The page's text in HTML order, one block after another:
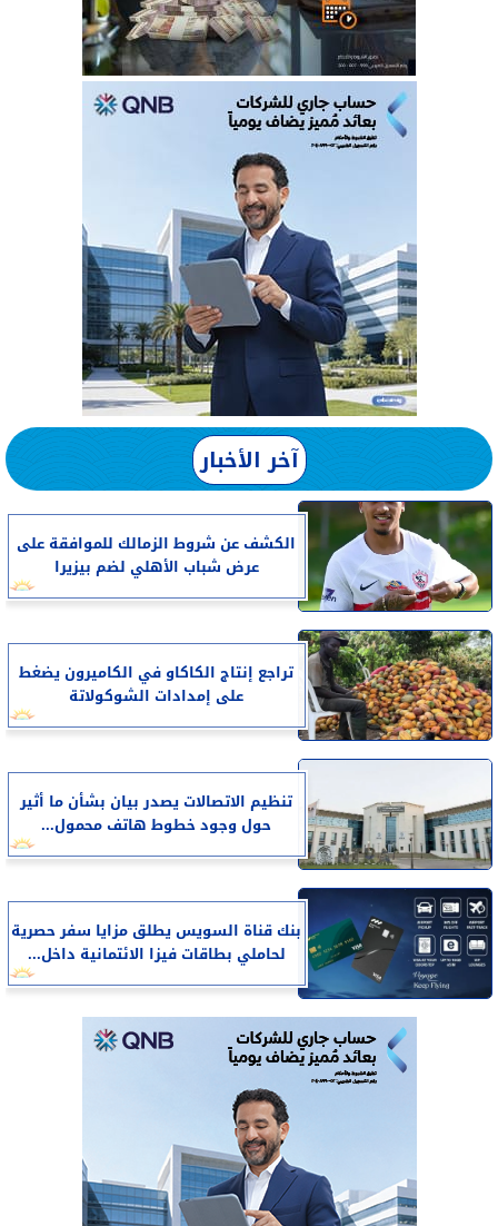
آخر الأخبار
الكشف عن شروط الزمالك للموافقة على
عرض شباب الأهلي لضم بيزيرا
تراجع إنتاج الكاكاو في الكاميرون يضغط
على إمدادات الشوكولاتة
تنظيم الاتصالات يصدر بيان بشأن ما أثير
حول وجود خطوط هاتف محمول...
بنك قناة السويس يطلق مزايا سفر حصرية
لحاملي بطاقات فيزا الائتمانية داخل...